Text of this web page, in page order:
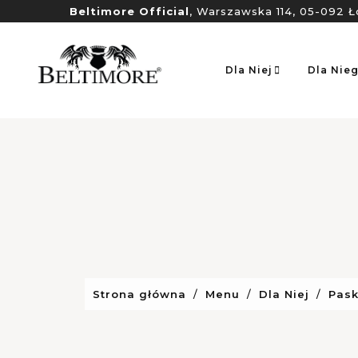
Beltimore Official, Warszawska 114, 05-092
Dla Niej Dla
Strona główna Menu Dla Niej